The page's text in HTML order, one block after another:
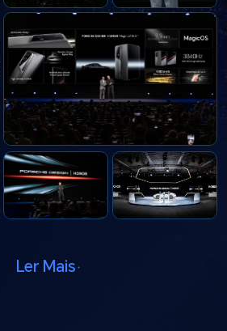
Ler Mais